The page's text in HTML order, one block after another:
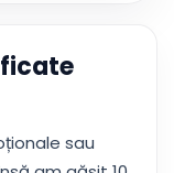
sau